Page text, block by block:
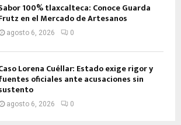
100% tlaxcalteca: Conoce Guarda
en el Mercado de Artesanos
agosto 6, 2026 0
Lorena Cuéllar: Estado exige rigor y
oficiales ante acusaciones sin
agosto 6, 2026 0